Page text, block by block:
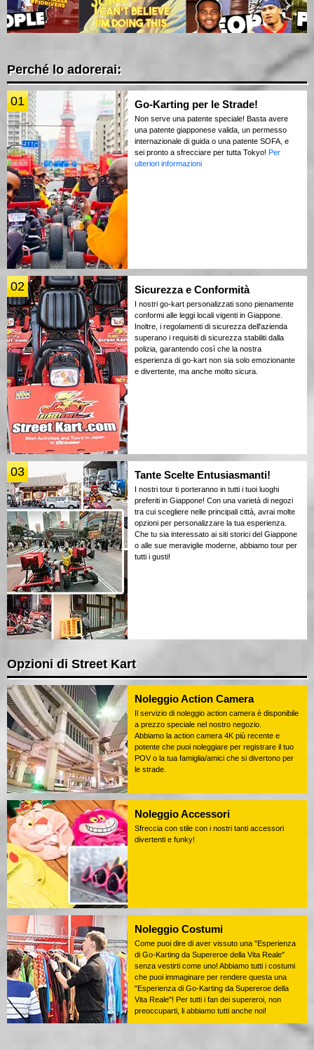
Perché lo adorerai:
01 Go-Karting per le Strade!
Non serve una patente speciale! Basta avere
una patente giapponese valida, un permesso
internazionale di guida o una patente SOFA, e
sei pronto a sfrecciare per tutta Tokyo! Per
ulteriori informazioni
02 Sicurezza e Conformità
I nostri go-kart personalizzati sono pienamente
conformi alle leggi locali vigenti in Giappone.
Inoltre, i regolamenti di sicurezza dell'azienda
superano i requisiti di sicurezza stabiliti dalla
polizia, garantendo così che la nostra
esperienza di go-kart non sia solo emozionante
e divertente, ma anche molto sicura.
03 Tante Scelte Entusiasmanti!
I nostri tour ti porteranno in tutti i tuoi luoghi
preferiti in Giappone! Con una varietà di negozi
tra cui scegliere nelle principali città, avrai molte
opzioni per personalizzare la tua esperienza.
Che tu sia interessato ai siti storici del Giappone
o alle sue meraviglie moderne, abbiamo tour per
tutti i gusti!
Opzioni di Street Kart
Noleggio Action Camera
Il servizio di noleggio action camera è disponibile
a prezzo speciale nel nostro negozio.
Abbiamo la action camera 4K più recente e
potente che puoi noleggiare per registrare il tuo
POV o la tua famiglia/amici che si divertono per
le strade.
Noleggio Accessori
Sfreccia con stile con i nostri tanti accessori
divertenti e funky!
Noleggio Costumi
Come puoi dire di aver vissuto una "Esperienza
di Go-Karting da Supereroe della Vita Reale"
senza vestirti come uno! Abbiamo tutti i costumi
che puoi immaginare per rendere questa una
"Esperienza di Go-Karting da Supereroe della
Vita Reale"! Per tutti i fan dei supereroi, non
preoccuparti, li abbiamo tutti anche noi!